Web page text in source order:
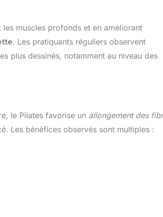
muscles profonds et en améliorant
. Les pratiquants réguliers observent
plus dessinés, notamment au niveau des
le Pilates favorise un allongement des
Les bénéfices observés sont multiples :